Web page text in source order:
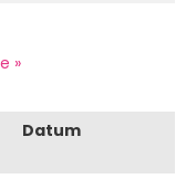
»
Datum